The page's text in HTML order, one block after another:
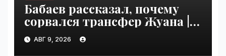
Бабаев рассказал, почему
сорвался трансфер Жуана |
VseTime.ru
АВГ 9, 2026